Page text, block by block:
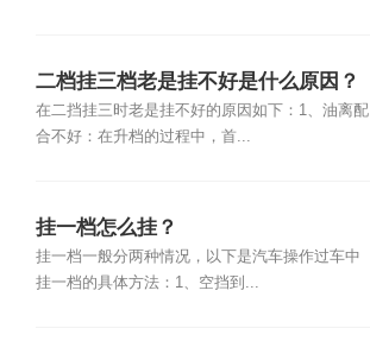
二档挂三档老是挂不好是什么原因？
在二挡挂三时老是挂不好的原因如下：1、油离配
合不好：在升档的过程中，首...
挂一档怎么挂？
挂一档一般分两种情况，以下是汽车操作过车中
挂一档的具体方法：1、空挡到...